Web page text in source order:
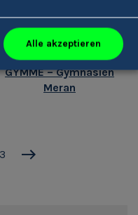
GYMME – Gymnasien
Meran
3
Alle akzeptieren